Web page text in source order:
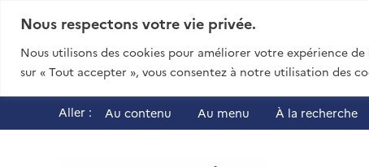
Nous respectons votre vie privée.
Nous utilisons des cookies pour améliorer votre expérience
sur « Tout accepter », vous consentez à notre utilisation des
Aller : Au contenu Au menu À la recherche